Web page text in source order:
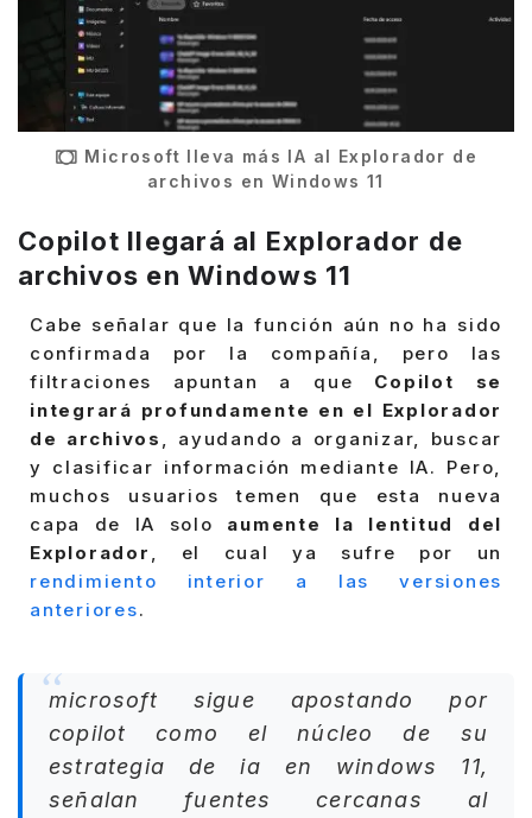
Microsoft lleva más IA al Explorador de
archivos en Windows 11
Copilot llegará al Explorador de
archivos en Windows 11
Cabe señalar que la función aún no ha sido
confirmada por la compañía, pero las
filtraciones apuntan a que Copilot se
integrará profundamente en el Explorador
de archivos , ayudando a organizar, buscar
y clasificar información mediante IA. Pero,
muchos usuarios temen que esta nueva
capa de IA solo aumente la lentitud del
Explorador , el cual ya sufre por un
rendimiento interior a las versiones
anteriores.
microsoft sigue apostando por
copilot como el núcleo de su
estrategia de ia en windows 11,
señalan fuentes cercanas al